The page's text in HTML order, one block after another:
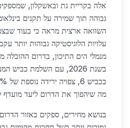
אלה בקריית גת ובאשקלון,
השוואה ארצית מראה כי בעוד
עלויות הלוגיסטיקה גבוהות יותר
מנמלי הים התיכון, בדרום ההובלה
בשנת 2026, עם השלמת כביש
מה שיהפוך את הדרום ליעד מועדף
בנושא מחירים, ספקים באזור